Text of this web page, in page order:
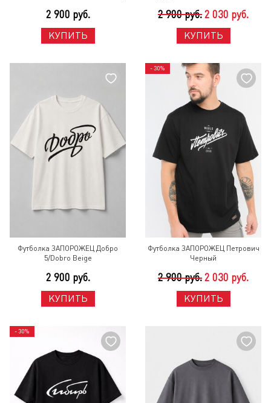
2 900 руб.
КУПИТЬ
2 900 руб. 2 030 руб.
КУПИТЬ
Футболка ЗАПОРОЖЕЦ Добро
5/Dobro Beige
2 900 руб.
КУПИТЬ
- 30%
Футболка ЗАПОРОЖЕЦ Петрович
Черный
2 900 руб. 2 030 руб.
КУПИТЬ
- 30%